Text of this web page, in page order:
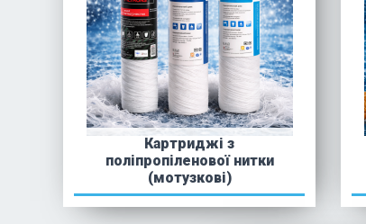
Картриджі з
поліпропіленової нитки
(мотузкові)